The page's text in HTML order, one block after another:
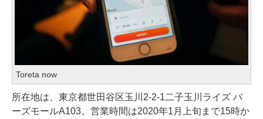
Toreta now
所在地は、東京都世田谷区玉川2-2-1二子玉川ライズ バ
ーズモールA103。営業時間は2020年1月上旬まで15時か